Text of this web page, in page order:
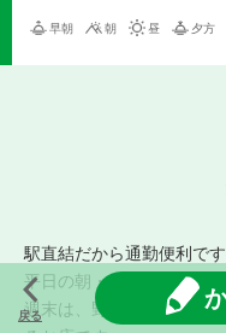
早朝 朝 昼 夕方
駅直結だから通勤便利です
平日の朝・夕方は、通勤
週末は、野球観戦・幕張
戻る